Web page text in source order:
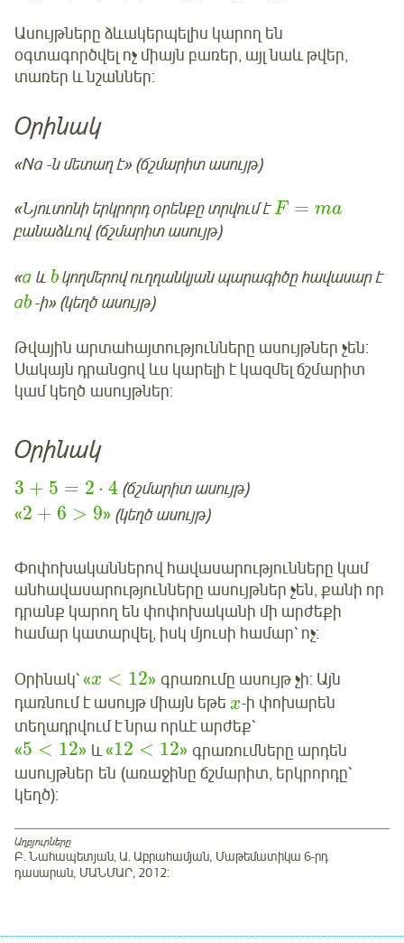
Ասույթները ձևակերպելիս կարող են
օգտագործվել ոչ միայն բառեր, այլ նաև թվեր,
տառեր և նշաններ:
Օրինակ
«Nа -ն մետաղ է» (ճշմարիտ ասույթ)
«Նյուտոնի երկրորդ օրենքը տրվում էF = ma
բանաձևով (ճշմարիտ ասույթ)
«а ևb կողմերով ուղղանկյան պարագիծը հավասար է
аb -ի» (կեղծ ասույթ)
Թվային արտահայտությունները ասույթներ չեն:
Սակայն դրանցով ևս կարելի է կազմել ճշմարիտ
կամ կեղծ ասույթներ:
Օրինակ
3 + 5 = 2 ⋅ 4 (ճշմարիտ ասույթ)
«2 + 6 > 9» (կեղծ ասույթ)
Փոփոխականներով հավասարությունները կամ
անհավասարությունները ասույթներ չեն, քանի որ
դրանք կարող են փոփոխականի մի արժեքի
համար կատարվել, իսկ մյուսի համար՝ ոչ:
Օրինակ՝«x < 12» գրառումը ասույթ չի: Այն
դառնում է ասույթ միայն եթե x-ի փոխարեն
տեղադրվում է նրա որևէ արժեք՝
«5 < 12» և«12 < 12» գրառումները արդեն
ասույթներ են (առաջինը ճշմարիտ, երկրորդը՝
կեղծ):
Աղբյուրները
Բ. Նահապետյան, Ա. Աբրահամյան, Մաթեմատիկա 6-րդ
դասարան, ՄԱՆՄԱՐ, 2012: